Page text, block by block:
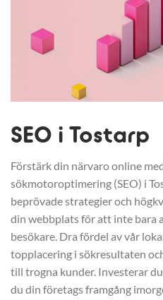
SEO i Tostarp
Förstärk din närvaro online
sökmotoroptimering (SEO) i
beprövade strategier och
din webbplats för att inte bara
besökare. Dra fördel av vår
topplacering i sökresultaten
till trogna kunder. Investerar
du din företags framgång